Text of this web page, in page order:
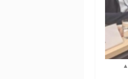
▲